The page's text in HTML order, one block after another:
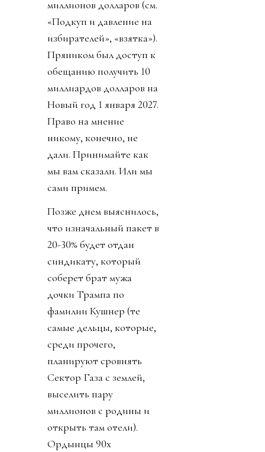
миллионов долларов (см.
«Подкуп и давление на
избирателей», «взятка»).
Пряником был доступ к
обещанию получить 10
миллиардов долларов на
Новый год 1 января 2027.
Право на мнение
никому, конечно, не
дали. Принимайте как
мы вам сказали. Или мы
сами примем.
Позже днем выяснилось,
что изначальный пакет в
20-30% будет отдан
синдикату, который
соберет брат мужа
дочки Трампа по
фамилии Кушнер (те
самые дельцы, которые,
среди прочего,
планируют сровнять
Сектор Газа с землей,
выселить пару
миллионов с родины и
открыть там отели).
Ордынцы 90х